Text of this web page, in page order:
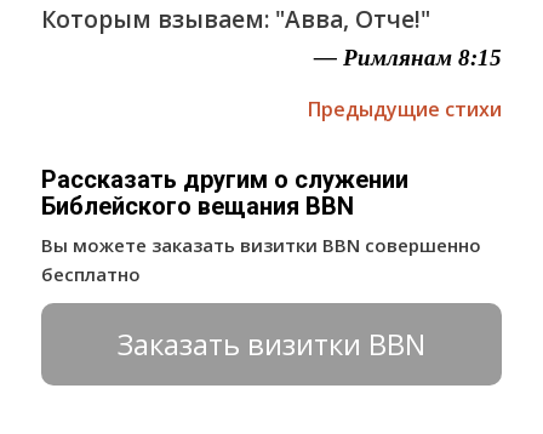
Которым взываем: "Авва, Отче!"
— Римлянам 8:15
Предыдущие стихи
Рассказать другим о служении
Библейского вещания BBN
Вы можете заказать визитки BBN совершенно
бесплатно
Заказать визитки BBN